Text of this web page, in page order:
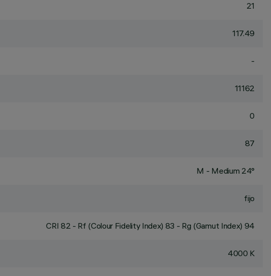
21
117.49
-
11162
0
87
M - Medium 24°
fijo
CRI 82 - Rf (Colour Fidelity Index) 83 - Rg (Gamut Index) 94
4000 K